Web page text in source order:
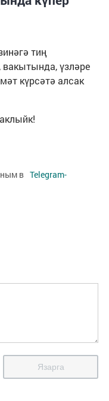
тиң
вакытында, үзләре
күрсәтә алсак
в Telegram-
Язарга